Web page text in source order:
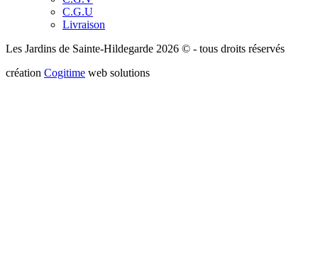
C.G.U
Livraison
Les Jardins de Sainte-Hildegarde 2026 © - tous droits réservés
création Cogitime web solutions